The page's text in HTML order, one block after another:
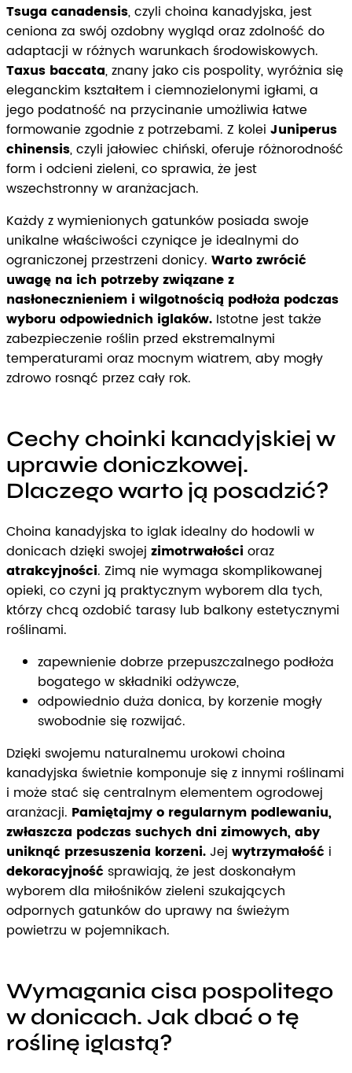
Tsuga canadensis, czyli choina kanadyjska, jest
ceniona za swój ozdobny wygląd oraz zdolność do
adaptacji w różnych warunkach środowiskowych.
Taxus baccata, znany jako cis pospolity, wyróżnia się
eleganckim kształtem i ciemnozielonymi igłami, a
jego podatność na przycinanie umożliwia łatwe
formowanie zgodnie z potrzebami. Z kolei Juniperus
chinensis, czyli jałowiec chiński, oferuje różnorodność
form i odcieni zieleni, co sprawia, że jest
wszechstronny w aranżacjach.
Każdy z wymienionych gatunków posiada swoje
unikalne właściwości czyniące je idealnymi do
ograniczonej przestrzeni donicy. Warto zwrócić
uwagę na ich potrzeby związane z
nasłonecznieniem i wilgotnością podłoża podczas
wyboru odpowiednich iglaków. Istotne jest także
zabezpieczenie roślin przed ekstremalnymi
temperaturami oraz mocnym wiatrem, aby mogły
zdrowo rosnąć przez cały rok.
Cechy choinki kanadyjskiej w
uprawie doniczkowej.
Dlaczego warto ją posadzić?
Choina kanadyjska to iglak idealny do hodowli w
donicach dzięki swojej zimotrwałościoraz
atrakcyjności. Zimą nie wymaga skomplikowanej
opieki, co czyni ją praktycznym wyborem dla tych,
którzy chcą ozdobić tarasy lub balkony estetycznymi
roślinami.
zapewnienie dobrze przepuszczalnego podłoża
bogatego w składniki odżywcze,
odpowiednio duża donica, by korzenie mogły
swobodnie się rozwijać.
Dzięki swojemu naturalnemu urokowi choina
kanadyjska świetnie komponuje się z innymi roślinami
i może stać się centralnym elementem ogrodowej
aranżacji. Pamiętajmy o regularnym podlewaniu,
zwłaszcza podczas suchych dni zimowych, aby
uniknąć przesuszenia korzeni.Jej wytrzymałość i
dekoracyjność sprawiają, że jest doskonałym
wyborem dla miłośników zieleni szukających
odpornych gatunków do uprawy na świeżym
powietrzu w pojemnikach.
Wymagania cisa pospolitego
w donicach. Jak dbać o tę
roślinę iglastą?